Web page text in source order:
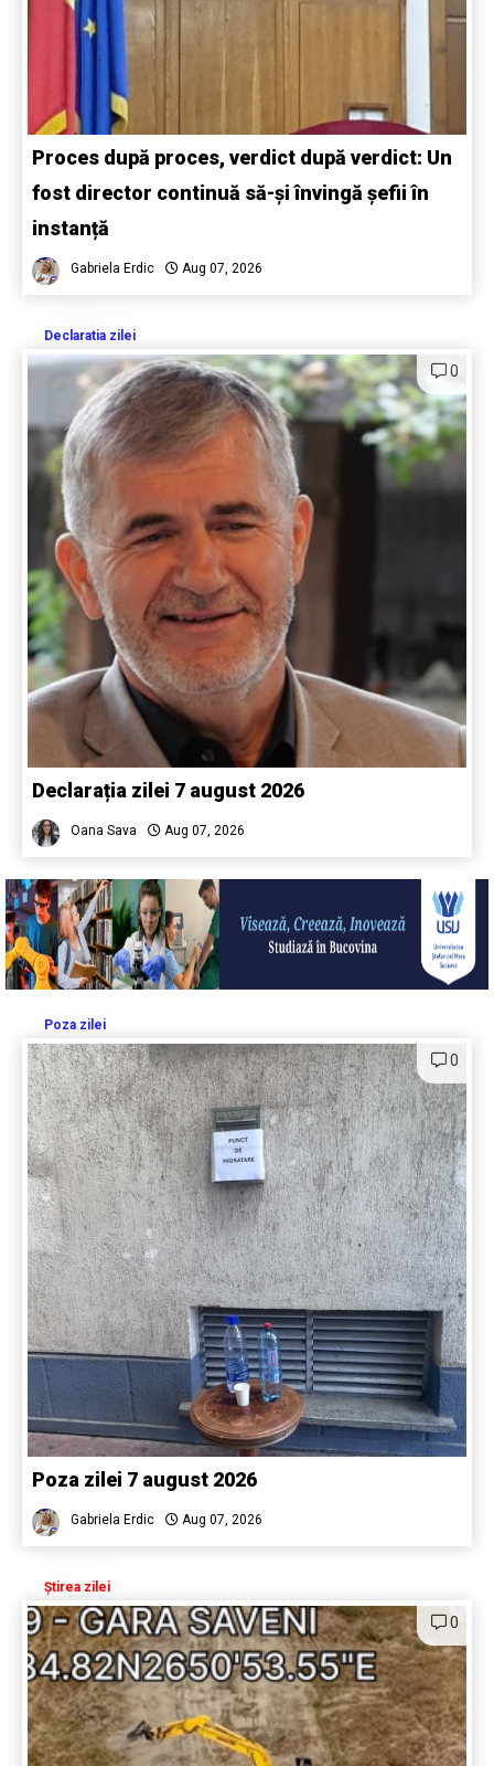
Proces după proces, verdict după verdict: Un
fost director continuă să-și învingă șefii în
instanță
Gabriela Erdic Aug 07, 2026
Declaratia zilei
0
Declarația zilei 7 august 2026
Oana Sava Aug 07, 2026
Poza zilei
0
Poza zilei 7 august 2026
Gabriela Erdic Aug 07, 2026
Știrea zilei
0